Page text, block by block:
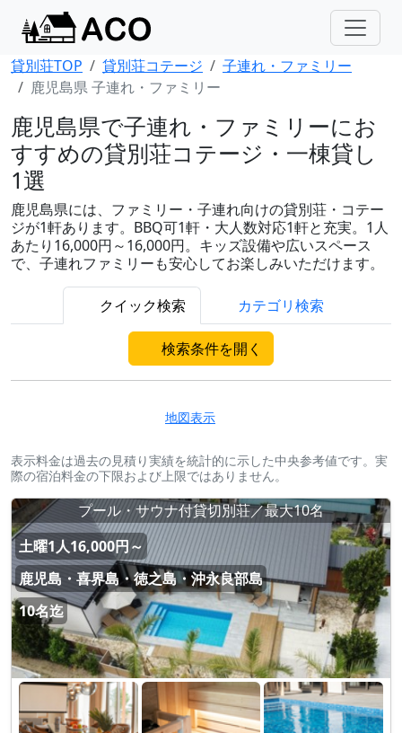
貸別荘TOP 貸別荘コテージ
子連れ・ファミリー
鹿児島県 子連れ・ファミリー
鹿児島県で子連れ・ファミリーにお
すすめの貸別荘コテージ・一棟貸し
1選
鹿児島県には、ファミリー・子連れ向けの貸別荘・コテー
ジが1軒あります。BBQ可1軒・大人数対応1軒と充実。1人
あたり16,000円～16,000円。キッズ設備や広いスペース
で、子連れファミリーも安心してお楽しみいただけます。
クイック検索 カテゴリ検索
検索条件を開く
地図表示
表示料金は過去の見積り実績を統計的に示した中央参考値です。実
際の宿泊料金の下限および上限ではありません。
プール・サウナ付貸切別荘／最大10名
土曜1人16,000円～
鹿児島・喜界島・徳之島・沖永良部島
10名迄